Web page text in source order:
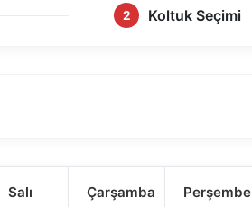
2 Koltuk Seçimi
Salı Çarşamba Perşembe